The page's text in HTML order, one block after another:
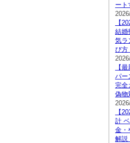
ート
【
結婚
気ラ
び方
【
パー
完全
偽物
【
計
金・
解説